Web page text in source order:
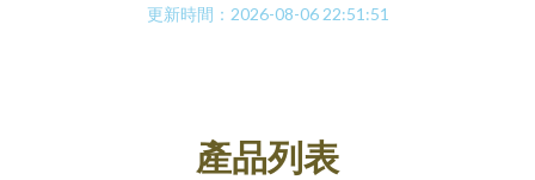
更新時間：2026-08-06 22:51:51
產品列表